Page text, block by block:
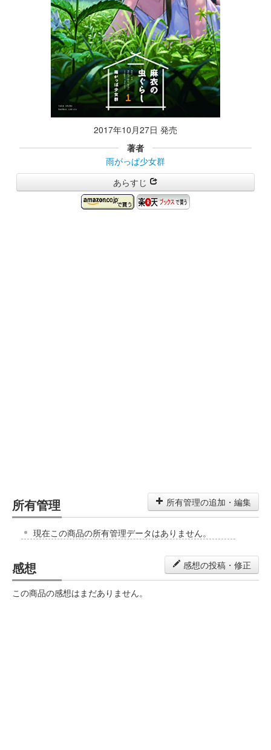
2017年10月27日 発売
著者
雨がっぱ少女群
あらすじ
所有管理 所有管理の追加・編集
現在この商品の所有管理データはありません。
感想 感想の投稿・修正
この商品の感想はまだありません。